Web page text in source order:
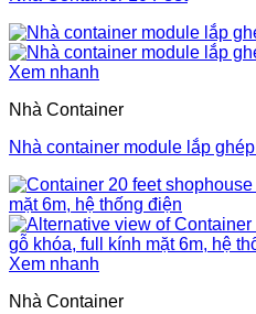
Xem nhanh
Nhà Container
Nhà container module lắp ghép
Xem nhanh
Nhà Container